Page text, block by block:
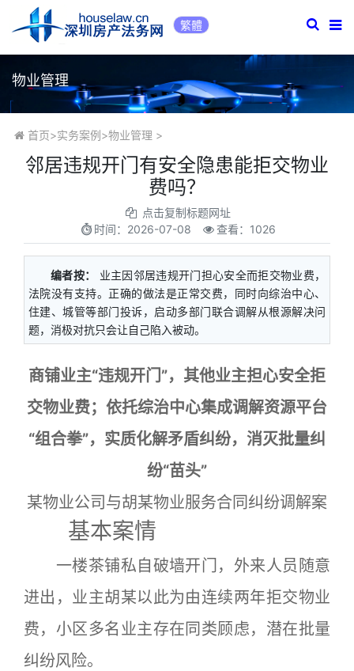
繁體
物业管理
首页>实务案例 >物业管理 >
邻居违规开门有安全隐患能拒交物业
费吗？
点击复制标题网址
时间： 2026-07-08 查看：1026
编者按：
业主因邻居违规开门担心安全而拒交物业费，
法院没有支持。正确的做法是正常交费，同时向综治中心、
住建、城管等部门投诉，启动多部门联合调解从根源解决问
题，消极对抗只会让自己陷入被动。
商铺业主“违规开门”，其他业主担心安全拒
交物业费；依托综治中心集成调解资源平台
“组合拳”，实质化解矛盾纠纷，消灭批量纠
纷“苗头”
某物业公司与胡某物业服务合同纠纷调解案
基本案情
一楼茶铺私自破墙开门，外来人员随意
进出，业主胡某以此为由连续两年拒交物业
费，小区多名业主存在同类顾虑，潜在批量
纠纷风险。